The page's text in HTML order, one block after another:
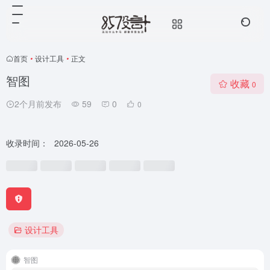
首页 • 设计工具 • 正文
智图
2个月前发布 59 0 0
收藏 0
收录时间： 2026-05-26
设计工具
智图